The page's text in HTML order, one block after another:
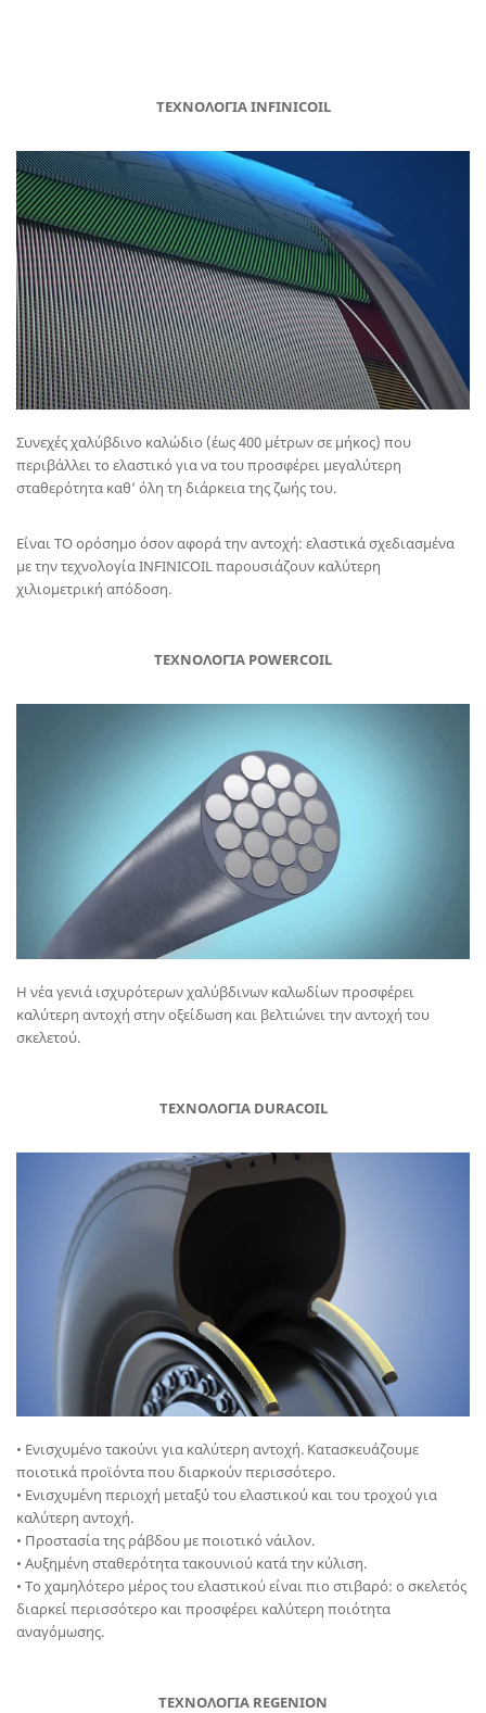
ΤΕΧΝΟΛΟΓΙΑ INFINICOIL
Συνεχές χαλύβδινο καλώδιο (έως 400 μέτρων σε μήκος) που
περιβάλλει το ελαστικό για να του προσφέρει μεγαλύτερη
σταθερότητα καθ’ όλη τη διάρκεια της ζωής του.
Είναι ΤΟ ορόσημο όσον αφορά την αντοχή: ελαστικά σχεδιασμένα
με την τεχνολογία INFINICOIL παρουσιάζουν καλύτερη
χιλιομετρική απόδοση.
ΤΕΧΝΟΛΟΓΙΑ POWERCOIL
Η νέα γενιά ισχυρότερων χαλύβδινων καλωδίων προσφέρει
καλύτερη αντοχή στην οξείδωση και βελτιώνει την αντοχή του
σκελετού.
ΤΕΧΝΟΛΟΓΙΑ DURACOIL
• Ενισχυμένο τακούνι για καλύτερη αντοχή. Κατασκευάζουμε
ποιοτικά προϊόντα που διαρκούν περισσότερο.
• Ενισχυμένη περιοχή μεταξύ του ελαστικού και του τροχού για
καλύτερη αντοχή.
• Προστασία της ράβδου με ποιοτικό νάιλον.
• Αυξημένη σταθερότητα τακουνιού κατά την κύλιση.
• Το χαμηλότερο μέρος του ελαστικού είναι πιο στιβαρό: ο σκελετός
διαρκεί περισσότερο και προσφέρει καλύτερη ποιότητα
αναγόμωσης.
ΤΕΧΝΟΛΟΓΙΑ REGENION